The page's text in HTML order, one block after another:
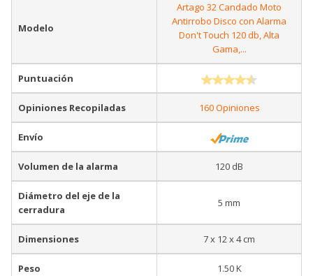
Modelo
Artago 32 Candado Moto
Antirrobo Disco con Alarma
Don't Touch 120 db, Alta
Gama,...
Puntuación
Opiniones Recopiladas 160 Opiniones
Envío
Volumen de la alarma 120 dB
Diámetro del eje de la
cerradura
5 mm
Dimensiones 7 x 12 x 4 cm
Peso 1.50 K